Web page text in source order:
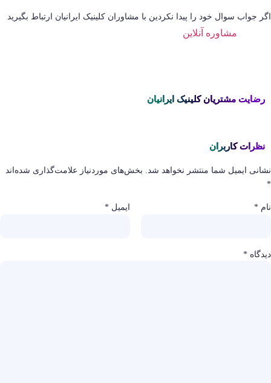
اگر جواب سوال خود را پیدا نکردین با مشاوران کلینیک ایرانیان ارتباط بگیرید
مشاوره آنلاین
رضایت مشتریان کلینیک ایرانیان
نظرات کاربران
نشانی ایمیل شما منتشر نخواهد شد. بخش‌های موردنیاز علامت‌گذاری شده‌اند
*
دیدگاه *
نام * ایمیل *